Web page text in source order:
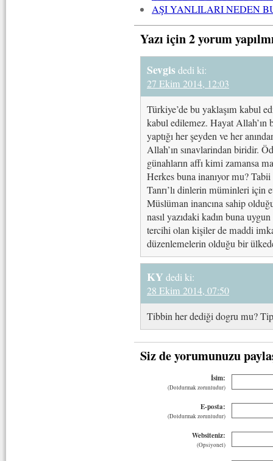
AŞI YANLILARI NEDEN
Yazı için 2 yorum
Sevgisdedi ki:
27 Ekim 2014, 12:03
Türkiye’de bu yaklaşım kabul
kabul edilemez. Hayat Allah’ın
yaptığı her şeyden ve her
Allah’ın sınavlarindan biridir.
günahların affı kimi zamansa
Herkes buna inanıyor mu?
Tanrı’lı dinlerin müminleri için
Müslüman inancına sahip
nasıl yazıdaki kadın buna
tercihi olan kişiler de maddi
düzenlemelerin olduğu bir
KY dedi ki:
28 Ekim 2014, 07:50
Tibbin her dediği dogru mu?
Siz de yorumunuzu
İsim:
(Doldurmak zorunludur)
E-posta:
(Doldurmak zorunludur)
Websiteniz:
(Opsiyonel)